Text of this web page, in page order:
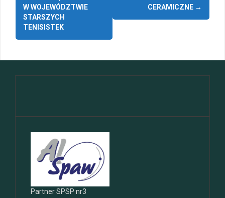
wpisy
W WOJEWÓDZTWIE
STARSZYCH
TENISISTEK
CERAMICZNE →
Partner SPSP nr3